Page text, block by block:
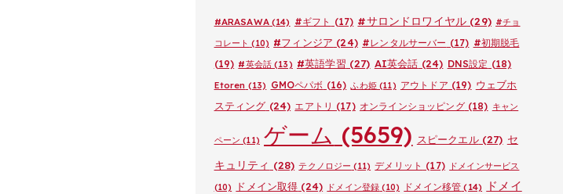
#ARASAWA(14) #ギフト (17) #サロンドロワイヤル (29) #チョ
コレート (10) #フィンジア (24) #レンタルサーバー (17) #初期脱毛
(19) #英会話 (13) #英語学習 (27) AI英会話 (24) DNS設定 (18)
Etoren (13) GMOペパボ (16) ふわ姫(11) アウトドア (19) ウェブホ
スティング (24) エアトリ (17) オンラインショッピング(18) キャン
ペーン (11) ゲーム (5659) スピークエル(27) セ
キュリティ (28) テクノロジー (11) デメリット (17)
ドメインサービス
(10)
ドメイン取得 (24) ドメイン登録 (10) ドメイン移管 (14)
ドメイ